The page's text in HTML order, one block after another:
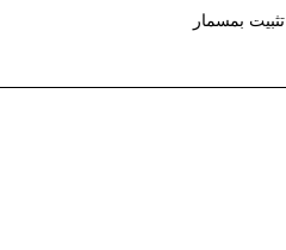
تثبيت بمسمار